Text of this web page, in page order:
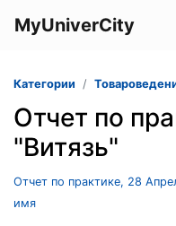
MyUniverCity
Категории
Отчет по
"Витязь"
Отчет по практике, 28
имя